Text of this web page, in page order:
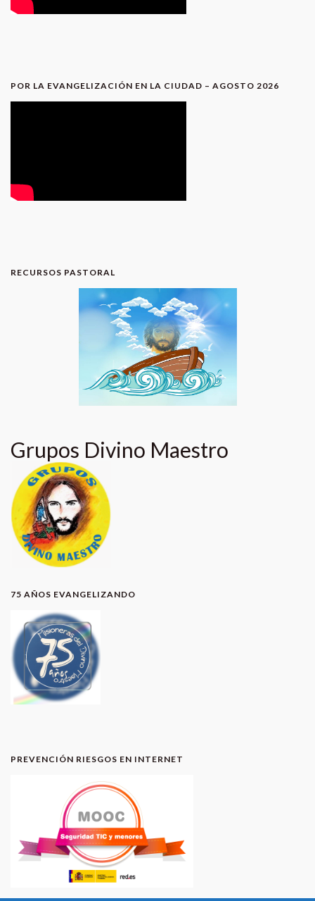
POR LA EVANGELIZACIÓN EN LA CIUDAD – AGOSTO 2026
RECURSOS PASTORAL
Grupos Divino Maestro
75 AÑOS EVANGELIZANDO
PREVENCIÓN RIESGOS EN INTERNET